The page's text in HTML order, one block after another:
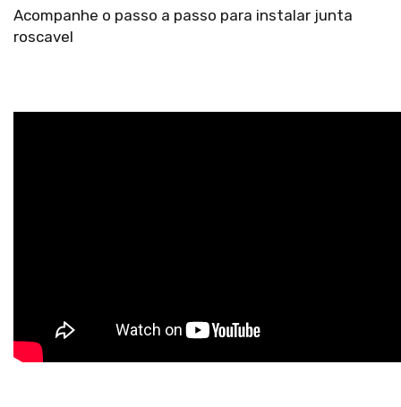
Acompanhe o passo a passo para instalar junta
roscavel